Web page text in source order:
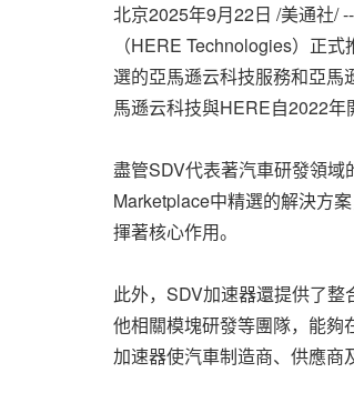
北京2025年9月22日 /美通社/
（HERE Technologies）正
選的亞馬遜云科技服務和亞
馬遜云科技與HERE自2022年
盡管SDV代表著汽車研發領
Marketplace中精選的解決方
揮著核心作用。
此外，SDV加速器還提供了
他相關模塊研發等團隊，能夠
加速器使汽車制造商、供應商